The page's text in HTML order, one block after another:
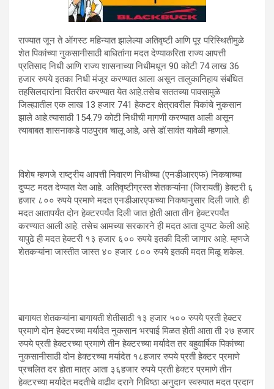
राज्यात जून ते ऑगस्ट महिन्यात झालेल्या अतिवृष्टी आणि पूर परिस्थितीमुळे
शेत पिकांच्या नुकसानीसाठी बाधितांना मदत देण्याकरिता राज्य आपत्ती
प्रतिसाद निधी आणि राज्य शासनाच्या निधीमधून 90 कोटी 74 लाख 36
हजार रुपये इतका निधी मंजूर करण्यात आला असून तालुकानिहाय संबंधित
तहसिलदारांना वितरीत करण्यात येत आहे.तसेच सततच्या पावसामुळे
जिल्ह्यातील एक लाख 13 हजार 741 हेकटर क्षेत्रावरील पिकांचे नुकसान
झाले आहे.त्यासाठी 154.79 कोटी निधीची मागणी करण्यात आली असून
त्याबाबत शासनाकडे पाठपुराव चालू आहे, असे डॉ.सावंत यावेळी म्हणाले.
विशेष म्हणजे राष्ट्रीय आपत्ती निवारण निधीच्या (एनडीआरएफ) निकषाच्या
दुप्पट मदत देण्यात येत आहे. अतिवृष्टीग्रस्त शेतकऱ्यांना (जिरायती) हेक्टरी ६
हजार ८०० रुपये प्रमाणे मदत एनडीआरएफच्या निकषानुसार दिली जाते. ही
मदत आतापर्यंत दोन हेक्टरपर्यंत दिली जात होती आता तीन हेक्टरपर्यंत
करण्यात आली आहे. तसेच आमच्या सरकारने ही मदत आता दुप्पट केली आहे.
यापुढे ही मदत हेक्टरी १३ हजार ६०० रुपये इतकी दिली जाणार आहे. म्हणजे
शेतकऱ्यांना जास्तीत जास्त ४० हजार ८०० रुपये इतकी मदत मिळू शकेल.
बागायत शेतकऱ्यांना बागायती शेतीसाठी १३ हजार ५०० रुपये प्रती हेक्टर
प्रमाणे दोन हेक्टरच्या मर्यादेत नुकसान भरपाई मिळत होती आता ती २७ हजार
रुपये प्रती हेक्टरच्या प्रमाणे तीन हेक्टरच्या मर्यादेत तर बहुवार्षिक पिकांच्या
नुकसानीसाठी दोन हेक्टरच्या मर्यादेत १८हजार रुपये प्रती हेक्टर प्रमाणे
प्रचलित दर होता मात्र आता ३६हजार रुपये प्रती हेक्टर प्रमाणे तीन
हेक्टरच्या मर्यादेत मदतीचे वाढीव दराने निविष्ठा अनुदान स्वरुपात मदत प्रदान